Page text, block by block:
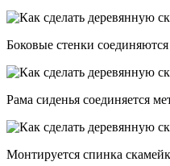
Боковые стенки
Рама сиденья соединяется
Монтируется спинка